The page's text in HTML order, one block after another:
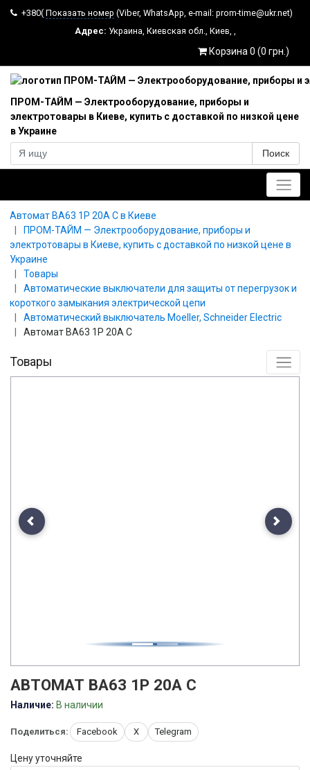
+380( Показать номер (Viber, WhatsApp, e-mail: prom-time@ukr.net)
Адрес: Украина, Киевская обл., Киев, ,
Корзина 0 (0 грн.)
ПРОМ-ТАЙМ — Электрооборудование, приборы и
электротовары в Киеве, купить с доставкой по низкой цене
в Украине
Поиск
Автомат ВА63 1P 20A C в Киеве
ПРОМ-ТАЙМ — Электрооборудование, приборы и
электротовары в Киеве, купить с доставкой по низкой цене в
Украине
Товары
Автоматические выключатели для защиты от перегрузок и
короткого замыкания электрической цепи
Автоматический выключатель Moeller, Schneider Еlectric
Автомат ВА63 1P 20A C
Товары
Previous Next
АВТОМАТ ВА63 1P 20A C
Наличие: В наличии
Поделиться: Facebook X Telegram
Цену уточняйте